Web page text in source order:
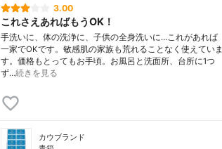
3.00
これさえあればもうOK！
手洗いに、体の洗浄に、子供の全身洗いに…これがあれば
一家でOKです。敏感肌の家族も荒れることなく使えていま
す。価格もとってもお手頃。お風呂と洗面所、台所に1つ
ず…続きを見る
カウブランド